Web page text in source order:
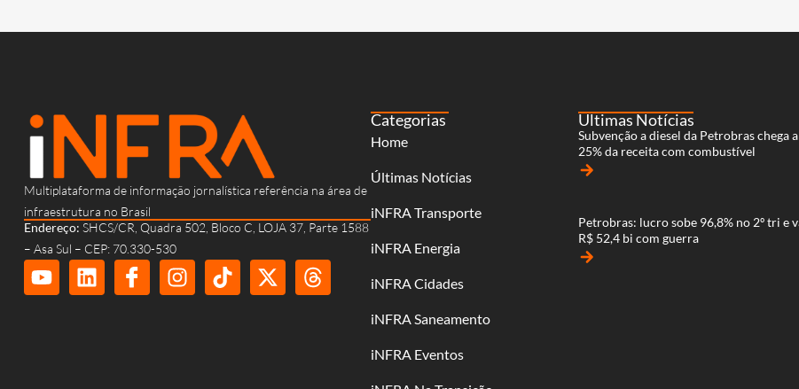
Multiplataforma de informação jornalística referência na área de
infraestrutura no Brasil
Endereço: SHCS/CR, Quadra 502, Bloco C, LOJA 37, Parte 1588
– Asa Sul – CEP: 70.330-530
Categorias
Home
Últimas Notícias
iNFRA Transporte
iNFRA Energia
iNFRA Cidades
iNFRA Saneamento
iNFRA Eventos
Últimas Notícias
Subvenção a diesel da Petrobras chega a
25% da receita com combustível
arrow_forward
Petrobras: lucro sobe 96,8% no 2º tri e
R$ 52,4 bi com guerra
arrow_forward